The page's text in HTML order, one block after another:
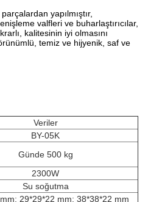
yapılmıştır,
valfleri ve buharlaştırıcılar,
kalitesinin iyi olmasını
temiz ve hijyenik, saf ve
Veriler
BY-05K
Günde 500 kg
2300W
Su soğutma
29*29*22 mm; 38*38*22 mm